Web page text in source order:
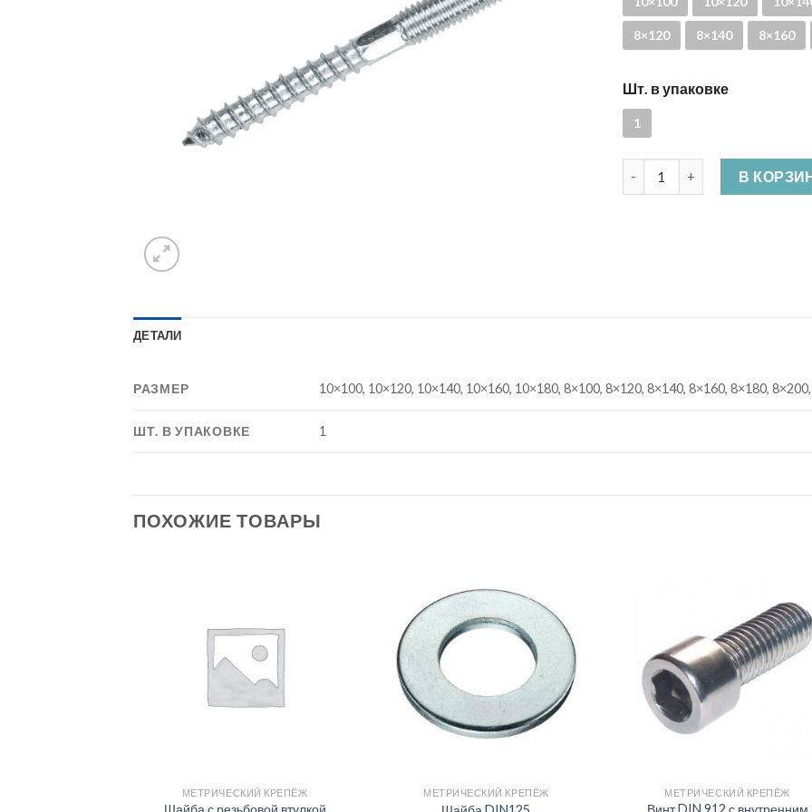
8×120 8×140 8×160
Шт. в упаковке
1
Количество Шпилька
В
ДЕТАЛИ
РАЗМЕР 10×100, 10×120, 10×140, 10×160, 10×180, 8×100, 8×120, 8×140, 8×160, 8×180,
ШТ. В УПАКОВКЕ 1
ПОХОЖИЕ ТОВАРЫ
МЕТРИЧЕСКИЙ КРЕПЁЖ
Шайба с резьбовой втулкой
МЕТРИЧЕСКИЙ КРЕПЁЖ МЕТРИЧЕСКИЙ КРЕПЁЖ
Винт DIN 912 с внутренним